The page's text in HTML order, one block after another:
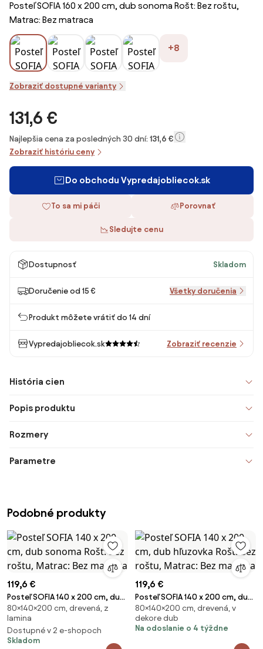
Posteľ SOFIA 160 x 200 cm, dub sonoma Rošt: Bez roštu,
Matrac: Bez matraca
+8
Zobraziť dostupné varianty
131,6 €
Najlepšia cena za posledných 30 dní: 131,6 €
Zobraziť históriu ceny
Do obchodu Vypredajobliecok.sk
To sa mi páči Porovnať
Sledujte cenu
Dostupnosť Skladom
Doručenie od 15 € Všetky doručenia
Produkt môžete vrátiť do 14 dní
Vypredajobliecok.sk Zobraziť recenzie
História cien
Popis produktu
Rozmery
Parametre
Podobné produkty
119,6 €
Posteľ SOFIA 140 x 200 cm, dub
sonoma Rošt: Bez roštu,
Matrac: Bez matraca
80×140×200 cm, drevená, z
lamina
Dostupné v 2 e-shopoch
Skladom
119,6 €
Posteľ SOFIA 140 x 200 cm, dub
hľuzovka Rošt: Bez roštu,
Matrac: Bez matraca
80×140×200 cm, drevená, v
dekore dub
Na odoslanie o 4 týždne